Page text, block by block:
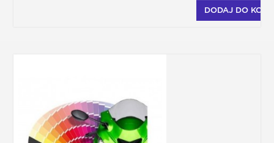
1- Wybierz opakowanie i złóż zamówienie.
DODAJ DO